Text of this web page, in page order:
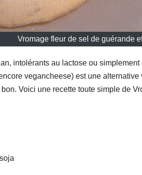
Vromage fleur de sel de guérande
intolérants au lactose ou
vegancheese) est une
Voici une recette toute simple de